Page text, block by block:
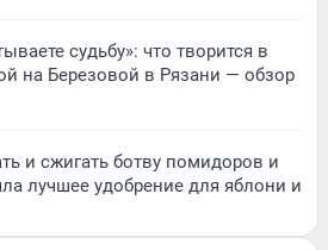
судьбу»: что творится в
на Березовой в Рязани — обзор
и сжигать ботву помидоров и
лучшее удобрение для яблони и